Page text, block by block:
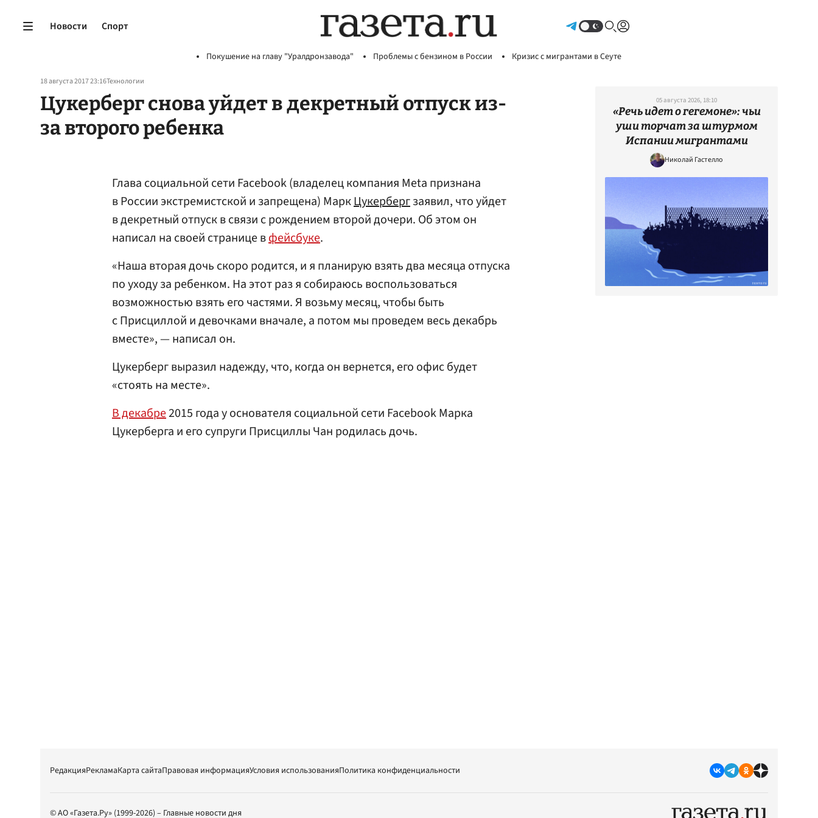
Новости Спорт
Покушение на главу "Уралдронзавода" Проблемы с бензином в России Кризис с мигрантами в Сеуте
18 августа 2017 23:16Технологии
Цукерберг снова уйдет в декретный отпуск из-
за второго ребенка
Глава социальной сети Facebook (владелец компания Meta признана
в России экстремистской и запрещена) МаркЦукербергзаявил, что уйдет
в декретный отпуск в связи с рождением второй дочери. Об этом он
написал на своей странице вфейсбуке.
«Наша вторая дочь скоро родится, и я планирую взять два месяца отпуска
по уходу за ребенком. На этот раз я собираюсь воспользоваться
возможностью взять его частями. Я возьму месяц, чтобы быть
с Присциллой и девочками вначале, а потом мы проведем весь декабрь
вместе», — написал он.
Цукерберг выразил надежду, что, когда он вернется, его офис будет
«стоять на месте».
В декабре2015 года у основателя социальной сети Facebook Марка
Цукерберга и его супруги Присциллы Чан родилась дочь.
05 августа 2026, 18:10
«Речь идет о гегемоне»: чьи
уши торчат за штурмом
Испании мигрантами
Николай Гастелло
РедакцияРекламаКарта сайтаПравовая информацияУсловия использованияПолитика конфиденциальности
© АО «Газета.Ру» (1999-2026) – Главные новости дня